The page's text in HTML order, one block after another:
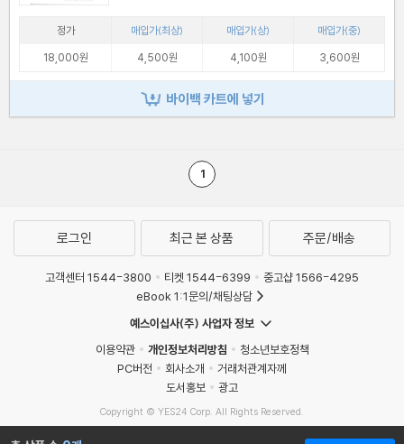
정가 매입가(최상) 매입가(상)
매입가(중)
18,000원
4,500원 4,100원 3,600원
바이백 카트에 넣기
1
로그인 최근 본 상품 주문/배송
고객센터 1544-3800 티켓 1544-6399
중고샵 1566-4295
eBook 1:1문의/채팅상담
예스이십사(주) 사업자 정보
이용약관
개인정보처리방침
청소년보호정책
PC버전
회사소개
거래처관계자께
도서홍보
광고
Copyright © YES24 Corp. All Rights Reserved.
MATOM10